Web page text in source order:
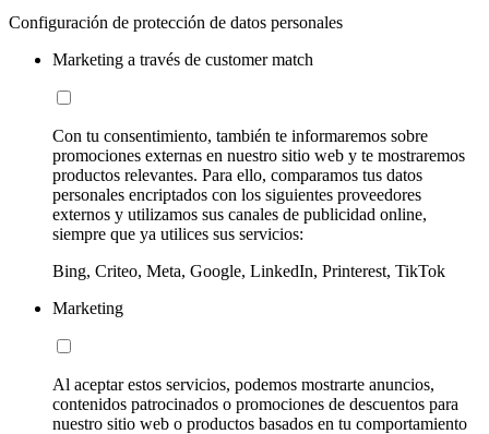
Configuración de protección de datos personales
Marketing a través de customer match
Con tu consentimiento, también te informaremos sobre
promociones externas en nuestro sitio web y te mostraremos
productos relevantes. Para ello, comparamos tus datos
personales encriptados con los siguientes proveedores
externos y utilizamos sus canales de publicidad online,
siempre que ya utilices sus servicios:
Bing, Criteo, Meta, Google, LinkedIn, Printerest, TikTok
Marketing
Al aceptar estos servicios, podemos mostrarte anuncios,
contenidos patrocinados o promociones de descuentos para
nuestro sitio web o productos basados en tu comportamiento